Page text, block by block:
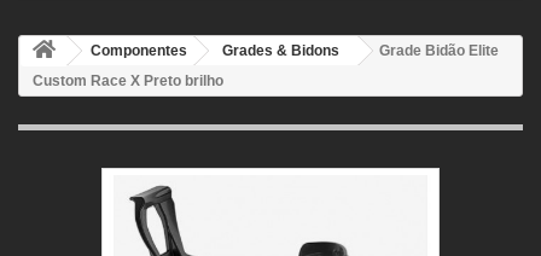
Componentes Grades & Bidons
Grade Bidão Elite
Custom Race X Preto brilho